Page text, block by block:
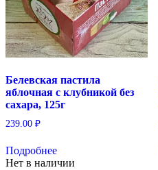
Белевская пастила
яблочная с клубникой без
сахара, 125г
239.00 ₽
Подробнее
Нет в наличии